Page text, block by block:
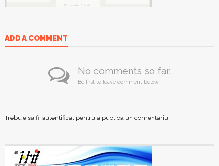
ADD A COMMENT
No comments so far.
Be first to leave comment below.
Trebuie să fii autentificat pentru a publica un comentariu.